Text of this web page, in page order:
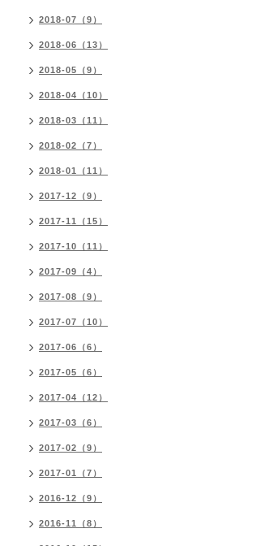
2018-07（9）
2018-06（13）
2018-05（9）
2018-04（10）
2018-03（11）
2018-02（7）
2018-01（11）
2017-12（9）
2017-11（15）
2017-10（11）
2017-09（4）
2017-08（9）
2017-07（10）
2017-06（6）
2017-05（6）
2017-04（12）
2017-03（6）
2017-02（9）
2017-01（7）
2016-12（9）
2016-11（8）